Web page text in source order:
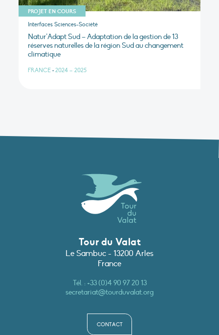
PROJET EN COURS
Interfaces Sciences-Société
Natur’Adapt Sud – Adaptation de la gestion de 13
réserves naturelles de la région Sud au changement
climatique
FRANCE • 2024 – 2025
Tour du Valat
Le Sambuc - 13200 Arles
France
Tél. :+33 (0)4 90 97 20 13
secretariat@tourduvalat.org
CONTACT